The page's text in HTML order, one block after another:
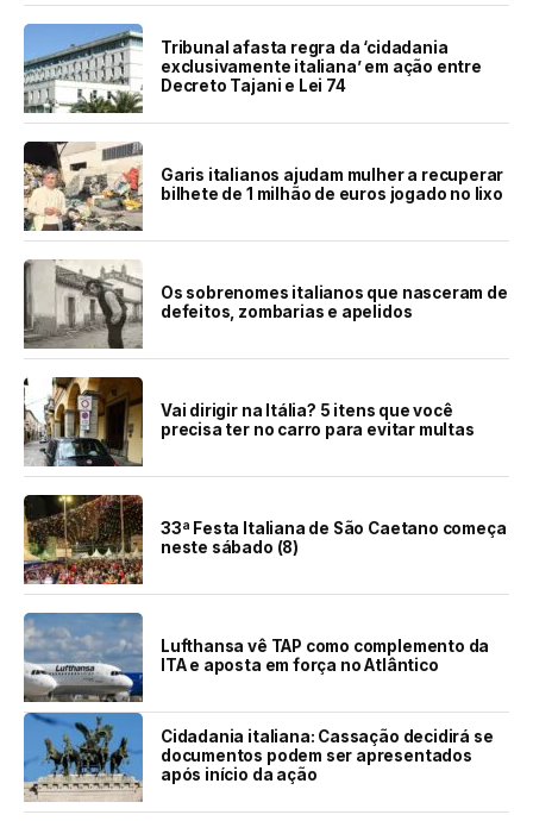
Tribunal afasta regra da ‘cidadania
exclusivamente italiana’ em ação entre
Decreto Tajani e Lei 74
Garis italianos ajudam mulher a recuperar
bilhete de 1 milhão de euros jogado no lixo
Os sobrenomes italianos que nasceram de
defeitos, zombarias e apelidos
Vai dirigir na Itália? 5 itens que você
precisa ter no carro para evitar multas
33ª Festa Italiana de São Caetano começa
neste sábado (8)
Lufthansa vê TAP como complemento da
ITA e aposta em força no Atlântico
Cidadania italiana: Cassação decidirá se
documentos podem ser apresentados
após início da ação